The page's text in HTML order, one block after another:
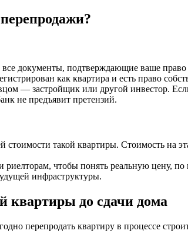
документы, подтверждающие ваше
как квартира и есть право
— застройщик или другой инвестор.
не предъявит претензий.
стоимости такой квартиры. Стоимость на
чтобы понять реальную цену,
инфраструктуры.
квартиры до сдачи дома
перепродать квартиру в процессе